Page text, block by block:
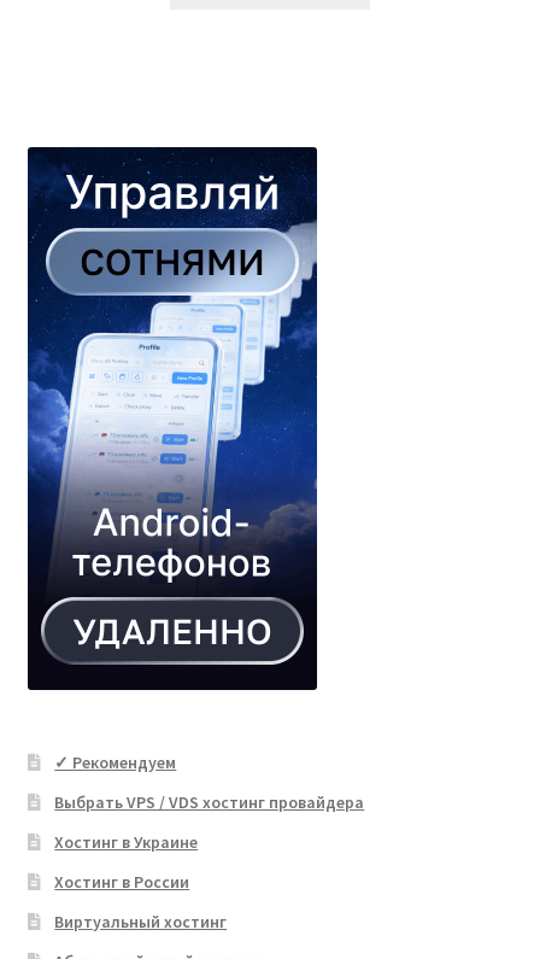
✓ Рекомендуем
Выбрать VPS / VDS хостинг провайдера
Хостинг в Украине
Хостинг в России
Виртуальный хостинг